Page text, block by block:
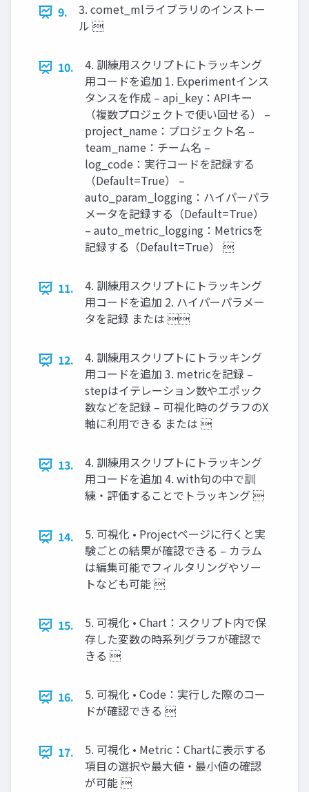
9.
3. comet_mlライブラリのインストー
ル 
10.
4. 訓練用スクリプトにトラッキング
用コードを追加 1. Experimentインス
タンスを作成 – api_key：APIキー
（複数プロジェクトで使い回せる） –
project_name：プロジェクト名 –
team_name：チーム名 –
log_code：実行コードを記録する
（Default=True） –
auto_param_logging：ハイパーパラ
メータを記録する（Default=True）
– auto_metric_logging：Metricsを
記録する（Default=True） 
11.
4. 訓練用スクリプトにトラッキング
用コードを追加 2. ハイパーパラメー
タを記録 または 
12.
4. 訓練用スクリプトにトラッキング
用コードを追加 3. metricを記録 –
stepはイテレーション数やエポック
数などを記録 – 可視化時のグラフのX
軸に利用できる または 
13.
4. 訓練用スクリプトにトラッキング
用コードを追加 4. with句の中で訓
練・評価することでトラッキング 
14.
5. 可視化 • Projectページに行くと実
験ごとの結果が確認できる – カラム
は編集可能でフィルタリングやソー
トなども可能 
15.
5. 可視化 • Chart：スクリプト内で保
存した変数の時系列グラフが確認で
きる 
16.
5. 可視化 • Code：実行した際のコー
ドが確認できる 
17.
5. 可視化 • Metric：Chartに表示する
項目の選択や最大値・最小値の確認
が可能 